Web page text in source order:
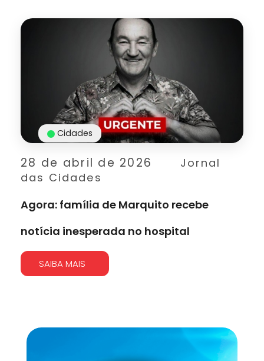
28 de abril de 2026
Jornal
das Cidades
Cidades
Agora: família de Marquito recebe
notícia inesperada no hospital
SAIBA MAIS